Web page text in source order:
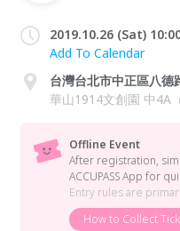
2019.10.26 (Sat)
Add To Calendar
台灣台北市中正區八德
華山1914文創園 中4A
Offline Event
After registration,
ACCUPASS App for
Entry rules are
How to Collect